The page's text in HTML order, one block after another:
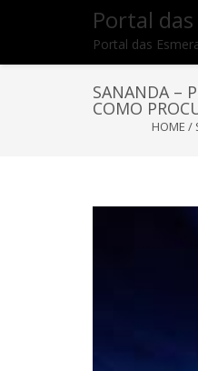
Portal
Portal das
SANANDA –
COMO
HOME /